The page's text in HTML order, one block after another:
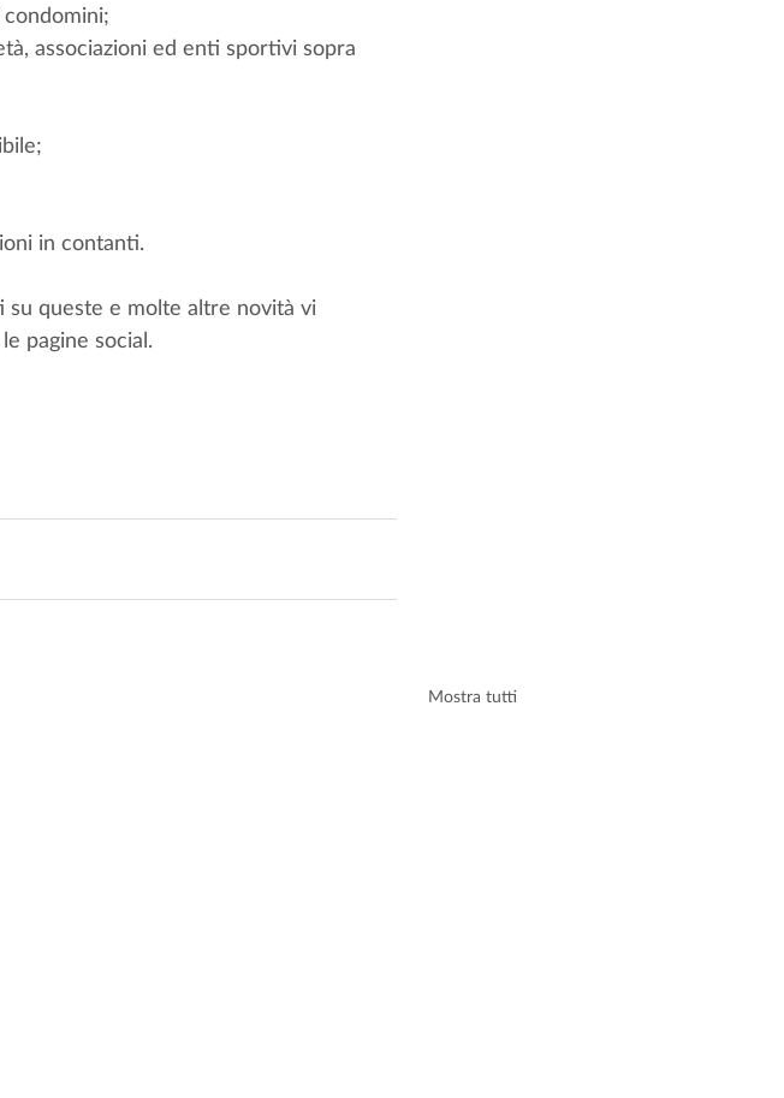
associazioni ed enti sportivi sopra
in contanti.
su queste e molte altre novità vi
pagine social.
Mostra tutti